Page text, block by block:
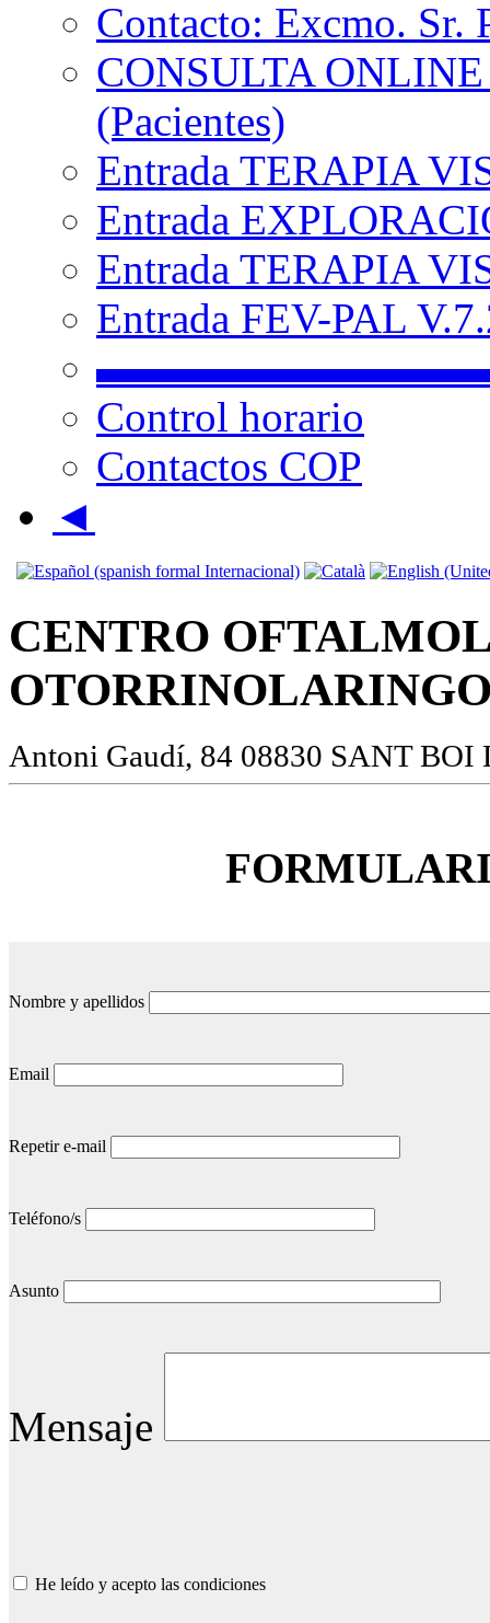
Contacto: Excmo. Sr.
CONSULTA
(Pacientes)
Entrada TERAPIA
Entrada
Entrada TERAPIA
Entrada FEV-PAL
Control horario
Contactos COP
◄
CENTRO
Antoni Gaudí, 84 08830 SANT
Nombre y apellidos
Email
Repetir e-mail
Teléfono/s
Asunto
Mensaje
He leído y acepto las condiciones